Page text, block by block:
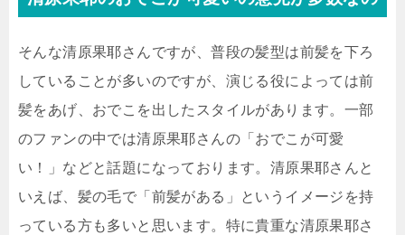
そんな清原果耶さんですが、普段の髪型は前髪を下ろ
していることが多いのですが、演じる役によっては前
髪をあげ、おでこを出したスタイルがあります。一部
のファンの中では清原果耶さんの「おでこが可愛
い！」などと話題になっております。清原果耶さんと
いえば、髪の毛で「前髪がある」というイメージを持
っている方も多いと思います。特に貴重な清原果耶さ